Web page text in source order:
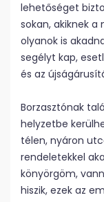
lehetőséget
sokan, akiknek
olyanok is
segélyt kap,
és az
Borzasztónak
helyzetbe
télen, nyáron
rendeletekkel
könyörgöm,
hiszik, ezek az